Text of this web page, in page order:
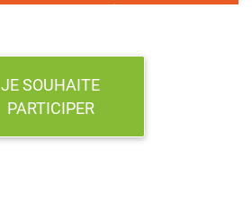
JE SOUHAITE
PARTICIPER